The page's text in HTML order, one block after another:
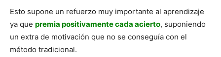
Esto supone un refuerzo muy importante al aprendizaje
ya que premia positivamente cada acierto, suponiendo
un extra de motivación que no se conseguía con el
método tradicional.